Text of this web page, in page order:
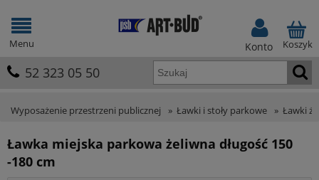
Koszyk
Konto
52 323 05 50
Menu
Wyposażenie przestrzeni publicznej » Ławki i stoły parkowe » Ławki
Ławka miejska parkowa żeliwna długość 150
-180 cm